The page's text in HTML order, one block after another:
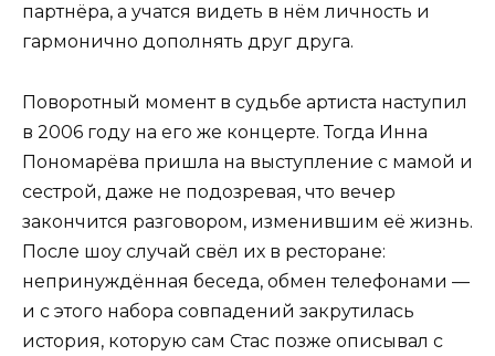
партнёра, а учатся видеть в нём личность и
гармонично дополнять друг друга.
Поворотный момент в судьбе артиста наступил
в 2006 году на его же концерте. Тогда Инна
Пономарёва пришла на выступление с мамой и
сестрой, даже не подозревая, что вечер
закончится разговором, изменившим её жизнь.
После шоу случай свёл их в ресторане:
непринуждённая беседа, обмен телефонами —
и с этого набора совпадений закрутилась
история, которую сам Стас позже описывал с